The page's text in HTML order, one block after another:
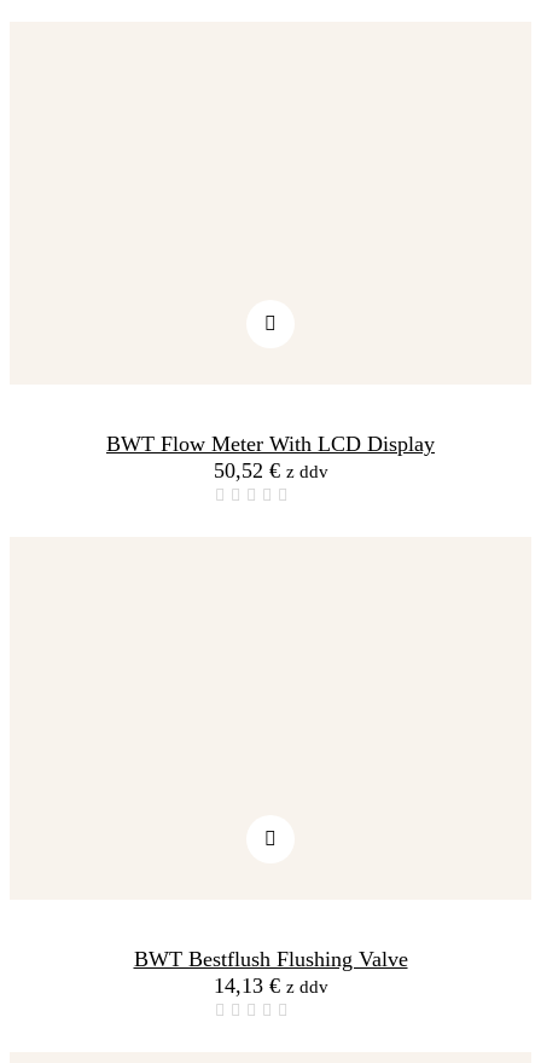
BWT Flow Meter With LCD Display
50,52 € z ddv
BWT Bestflush Flushing Valve
14,13 € z ddv